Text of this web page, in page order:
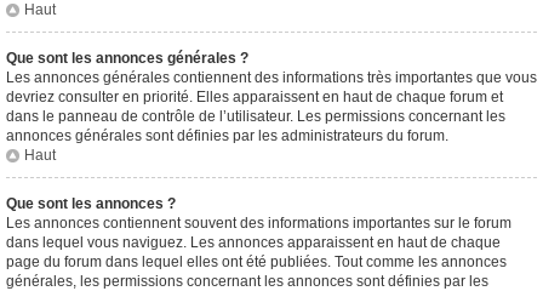
Haut
Que sont les annonces générales ?
Les annonces générales contiennent des informations très importantes que vous
devriez consulter en priorité. Elles apparaissent en haut de chaque forum et
dans le panneau de contrôle de l’utilisateur. Les permissions concernant les
annonces générales sont définies par les administrateurs du forum.
Haut
Que sont les annonces ?
Les annonces contiennent souvent des informations importantes sur le forum
dans lequel vous naviguez. Les annonces apparaissent en haut de chaque
page du forum dans lequel elles ont été publiées. Tout comme les annonces
générales, les permissions concernant les annonces sont définies par les